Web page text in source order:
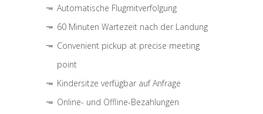
Automatische Flugmitverfolgung
60 Minuten Wartezeit nach der Landung
Convenient pickup at precise meeting
point
Kindersitze verfügbar auf Anfrage
Online- und Offline-Bezahlungen